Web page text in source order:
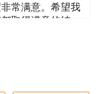
常满意。希望我
取得满意的结